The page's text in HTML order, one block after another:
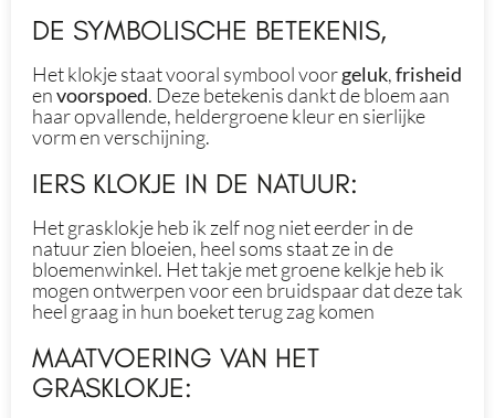
DE SYMBOLISCHE BETEKENIS,
Het klokje staat vooral symbool voorgeluk,frisheid
envoorspoed. Deze betekenis dankt de bloem aan
haar opvallende, heldergroene kleur en sierlijke
vorm en verschijning.
IERS KLOKJE IN DE NATUUR:
Het grasklokje heb ik zelf nog niet eerder in de
natuur zien bloeien, heel soms staat ze in de
bloemenwinkel. Het takje met groene kelkje heb ik
mogen ontwerpen voor een bruidspaar dat deze tak
heel graag in hun boeket terug zag komen
MAATVOERING VAN HET
GRASKLOKJE: